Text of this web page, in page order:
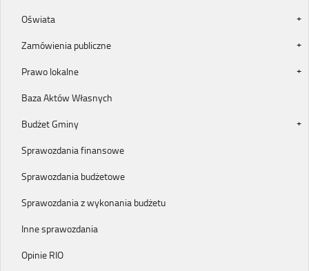
Oświata
Zamówienia publiczne
Prawo lokalne
Baza Aktów Własnych
Budżet Gminy
Sprawozdania finansowe
Sprawozdania budżetowe
Sprawozdania z wykonania budżetu
Inne sprawozdania
Opinie RIO